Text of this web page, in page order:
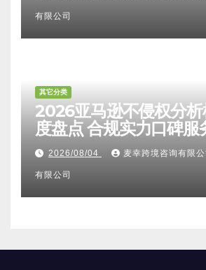
有限公司
其它分类
2026亚马逊不侵权分
度盘点 合规实力口碑服
附跨境卖家避坑FAQ全
2026/08/04 麦幸跨境咨询有限
有限公司